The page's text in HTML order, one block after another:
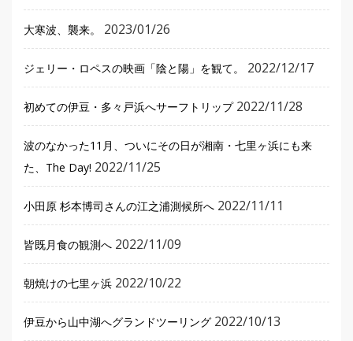
大寒波、襲来。 2023/01/26
ジェリー・ロペスの映画「陰と陽」を観て。 2022/12/17
初めての伊豆・多々戸浜へサーフトリップ 2022/11/28
波のなかった11月、ついにその日が湘南・七里ヶ浜にも来
た、The Day! 2022/11/25
小田原 杉本博司さんの江之浦測候所へ 2022/11/11
皆既月食の観測へ 2022/11/09
朝焼けの七里ヶ浜 2022/10/22
伊豆から山中湖へグランドツーリング 2022/10/13